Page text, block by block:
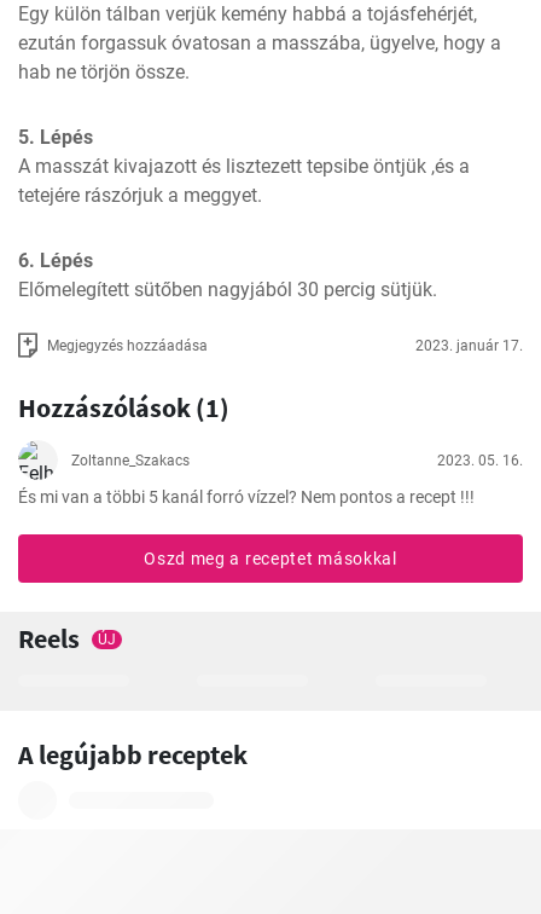
Egy külön tálban verjük kemény habbá a tojásfehérjét,
ezután forgassuk óvatosan a masszába, ügyelve, hogy a
hab ne törjön össze.
5. Lépés
A masszát kivajazott és lisztezett tepsibe öntjük ,és a
tetejére rászórjuk a meggyet.
6. Lépés
Előmelegített sütőben nagyjából 30 percig sütjük.
Megjegyzés hozzáadása 2023. január 17.
Hozzászólások (1)
Zoltanne_Szakacs 2023. 05. 16.
És mi van a többi 5 kanál forró vízzel? Nem pontos a recept !!!
Oszd meg a receptet másokkal
Reels ÚJ
A legújabb receptek